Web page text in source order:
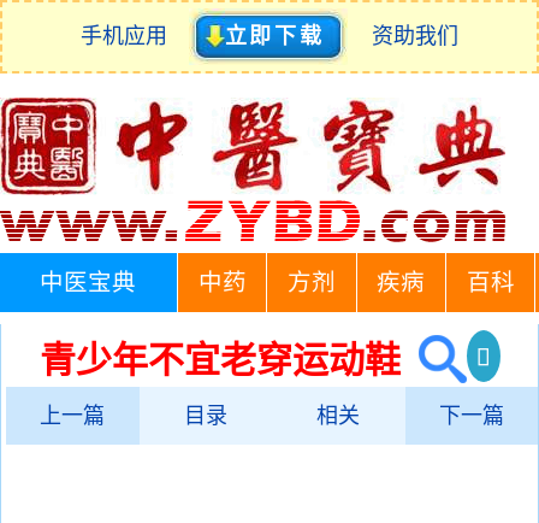
手机应用 立即下载 资助我们
中医宝典 中药 方剂 疾病 百科
青少年不宜老穿运动鞋
上一篇 目录 相关 下一篇